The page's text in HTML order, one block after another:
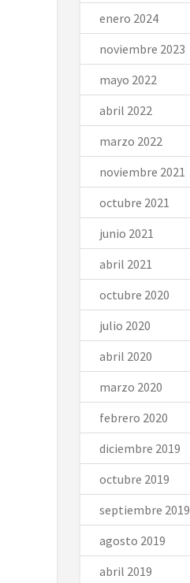
enero 2024
noviembre 2023
mayo 2022
abril 2022
marzo 2022
noviembre 2021
octubre 2021
junio 2021
abril 2021
octubre 2020
julio 2020
abril 2020
marzo 2020
febrero 2020
diciembre 2019
octubre 2019
septiembre 2019
agosto 2019
abril 2019